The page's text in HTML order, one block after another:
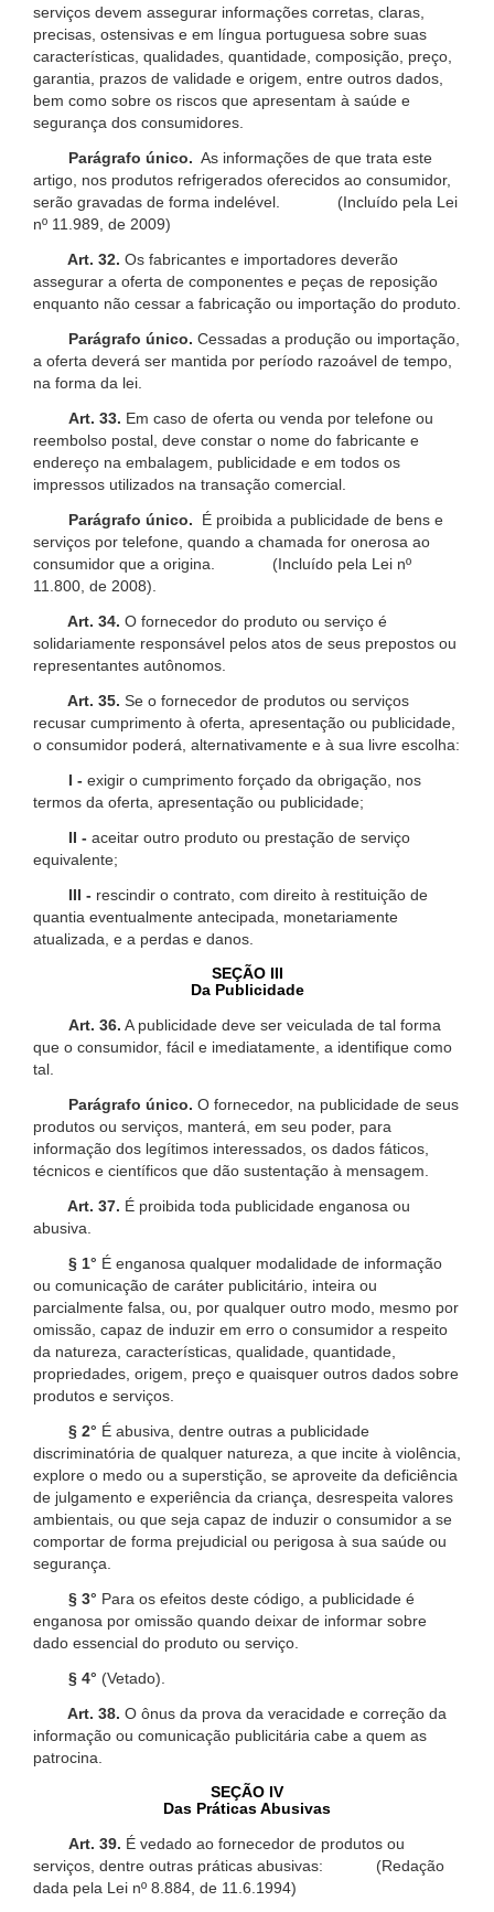
serviços devem assegurar informações corretas, claras,
precisas, ostensivas e em língua portuguesa sobre suas
características, qualidades, quantidade, composição, preço,
garantia, prazos de validade e origem, entre outros dados,
bem como sobre os riscos que apresentam à saúde e
segurança dos consumidores.
Parágrafo único. As informações de que trata este
artigo, nos produtos refrigerados oferecidos ao consumidor,
serão gravadas de forma indelével. (Incluído pela Lei
nº 11.989, de 2009)
Art. 32. Os fabricantes e importadores deverão
assegurar a oferta de componentes e peças de reposição
enquanto não cessar a fabricação ou importação do produto.
Parágrafo único. Cessadas a produção ou importação,
a oferta deverá ser mantida por período razoável de tempo,
na forma da lei.
Art. 33. Em caso de oferta ou venda por telefone ou
reembolso postal, deve constar o nome do fabricante e
endereço na embalagem, publicidade e em todos os
impressos utilizados na transação comercial.
Parágrafo único.
É proibida a publicidade de bens e
serviços por telefone, quando a chamada for onerosa ao
consumidor que a origina. (Incluído pela Lei nº
11.800, de 2008).
Art. 34. O fornecedor do produto ou serviço é
solidariamente responsável pelos atos de seus prepostos ou
representantes autônomos.
Art. 35. Se o fornecedor de produtos ou serviços
recusar cumprimento à oferta, apresentação ou publicidade,
o consumidor poderá, alternativamente e à sua livre escolha:
I - exigir o cumprimento forçado da obrigação, nos
termos da oferta, apresentação ou publicidade;
II - aceitar outro produto ou prestação de serviço
equivalente;
III - rescindir o contrato, com direito à restituição de
quantia eventualmente antecipada, monetariamente
atualizada, e a perdas e danos.
SEÇÃO III
Da Publicidade
Art. 36. A publicidade deve ser veiculada de tal forma
que o consumidor, fácil e imediatamente, a identifique como
tal.
Parágrafo único. O fornecedor, na publicidade de seus
produtos ou serviços, manterá, em seu poder, para
informação dos legítimos interessados, os dados fáticos,
técnicos e científicos que dão sustentação à mensagem.
Art. 37. É proibida toda publicidade enganosa ou
abusiva.
§ 1° É enganosa qualquer modalidade de informação
ou comunicação de caráter publicitário, inteira ou
parcialmente falsa, ou, por qualquer outro modo, mesmo por
omissão, capaz de induzir em erro o consumidor a respeito
da natureza, características, qualidade, quantidade,
propriedades, origem, preço e quaisquer outros dados sobre
produtos e serviços.
§ 2° É abusiva, dentre outras a publicidade
discriminatória de qualquer natureza, a que incite à violência,
explore o medo ou a superstição, se aproveite da deficiência
de julgamento e experiência da criança, desrespeita valores
ambientais, ou que seja capaz de induzir o consumidor a se
comportar de forma prejudicial ou perigosa à sua saúde ou
segurança.
§ 3° Para os efeitos deste código, a publicidade é
enganosa por omissão quando deixar de informar sobre
dado essencial do produto ou serviço.
§ 4° (Vetado).
Art. 38. O ônus da prova da veracidade e correção da
informação ou comunicação publicitária cabe a quem as
patrocina.
SEÇÃO IV
Das Práticas Abusivas
Art. 39. É vedado ao fornecedor de produtos ou
serviços, dentre outras práticas abusivas: (Redação
dada pela Lei nº 8.884, de 11.6.1994)